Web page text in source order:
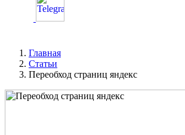
Главная
Статьи
Переобход страниц яндекс